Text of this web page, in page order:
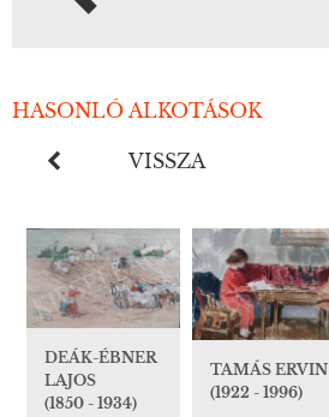
HASONLÓ ALKOTÁSOK
VISSZA
DEÁK-ÉBNER
LAJOS
(1850 - 1934)
TAMÁS ERVIN
(1922 - 1996)